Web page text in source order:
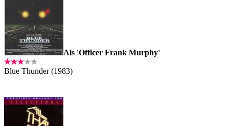
Als 'Officer Frank Murphy'
Blue Thunder (1983)